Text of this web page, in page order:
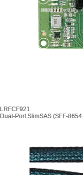
LRFCF921
Dual-Port SlimSAS (SFF-